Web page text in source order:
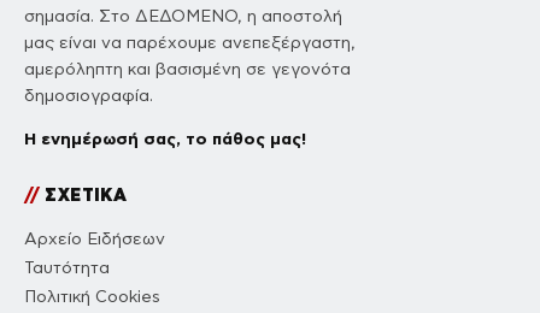
σημασία. Στο ΔΕΔΟΜΕΝΟ, η αποστολή
μας είναι να παρέχουμε ανεπεξέργαστη,
αμερόληπτη και βασισμένη σε γεγονότα
δημοσιογραφία.
Η ενημέρωσή σας, το πάθος μας!
//ΣΧΕΤΙΚΑ
Αρχείο Ειδήσεων
Ταυτότητα
Πολιτική Cookies